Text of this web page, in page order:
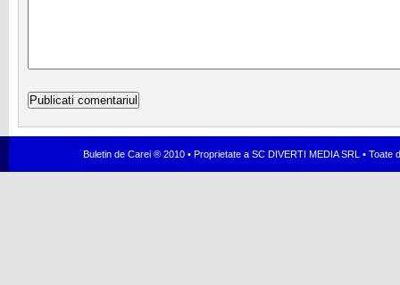
Buletin de Carei ® 2010 • Proprietate a SC DIVERTI MEDIA SRL •